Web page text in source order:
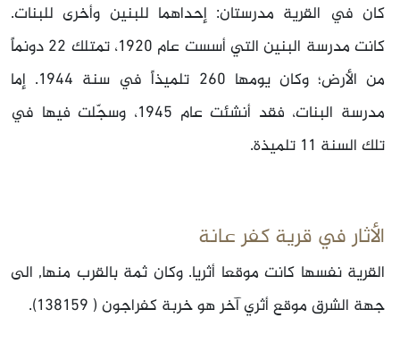
كان في القرية مدرستان: إحداهما للبنين وأخرى للبنات.
كانت مدرسة البنين التي أسست عام 1920، تمتلك 22 دونماً
من الأرض؛ وكان يومها 260 تلميذاً في سنة 1944. إما
مدرسة البنات، فقد أنشئت عام 1945، وسجّلت فيها في
تلك السنة 11 تلميذة.
الأثار في قرية كفر عانة
القرية نفسها كانت موقعا أثريا. وكان ثمة بالقرب منها, الى
جهة الشرق موقع أثري آخر هو خربة كفراجون ( 138159).